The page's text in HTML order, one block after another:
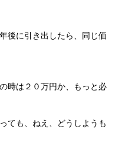
後に引き出したら、同じ価
時は２０万円か、もっと必
ても、ねえ、どうしようも